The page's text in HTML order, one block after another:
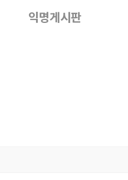
익명게시판